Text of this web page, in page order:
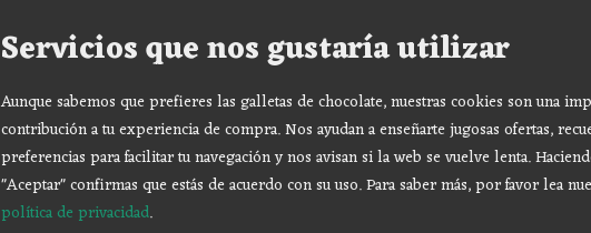
Servicios que nos gustaría utilizar
Aunque sabemos que prefieres las galletas de chocolate, nuestras cookies son una
contribución a tu experiencia de compra. Nos ayudan a enseñarte jugosas ofertas,
preferencias para facilitar tu navegación y nos avisan si la web se vuelve lenta.
"Aceptar" confirmas que estás de acuerdo con su uso.Para saber más, por favor lea
política de privacidad.